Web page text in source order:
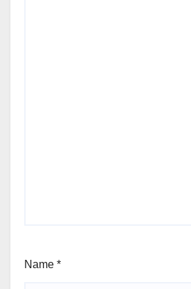
Name *